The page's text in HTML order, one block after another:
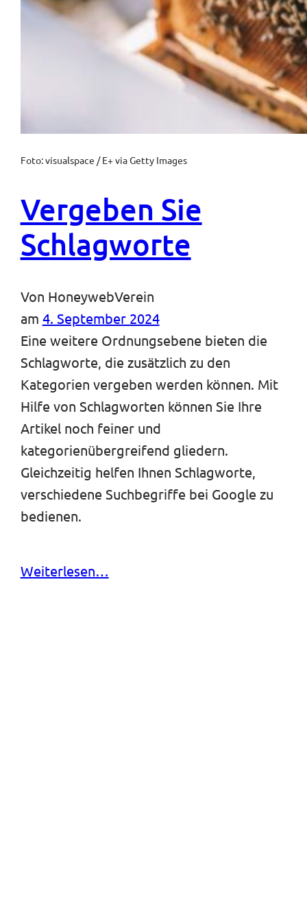
Foto: visualspace / E+ via Getty Images
Vergeben Sie
Schlagworte
Von HoneywebVerein
am 4. September 2024
Eine weitere Ordnungsebene bieten die
Schlagworte, die zusätzlich zu den
Kategorien vergeben werden können. Mit
Hilfe von Schlagworten können Sie Ihre
Artikel noch feiner und
kategorienübergreifend gliedern.
Gleichzeitig helfen Ihnen Schlagworte,
verschiedene Suchbegriffe bei Google zu
bedienen.
Weiterlesen…